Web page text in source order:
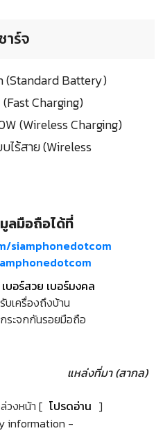
าร์จ
(Standard Battery)
Charging)
(Wireless Charging)
ไร้สาย (Wireless
ลมือถือได้ที่
siamphonedotcom
บอร์สวย เบอร์มงคล
รับเครื่องถึงบ้าน
ระจกกันรอยมือถือ
แหล่งที่มา (สากล)
วงหน้า [ โปรดอ่าน ]
information -